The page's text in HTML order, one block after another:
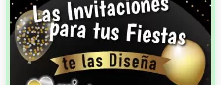
Agencias de Colocación
Agencias de Modelos
Agencias de Publicidad